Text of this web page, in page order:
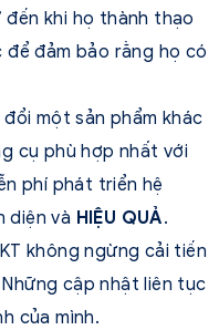
khi họ thành thạo
đảm bảo rằng họ có
một sản phẩm khác
cụ phù hợp nhất với
phí phát triển hệ
diện và HIỆU QUẢ.
không ngừng cải tiến
cập nhật liên tục
của mình.